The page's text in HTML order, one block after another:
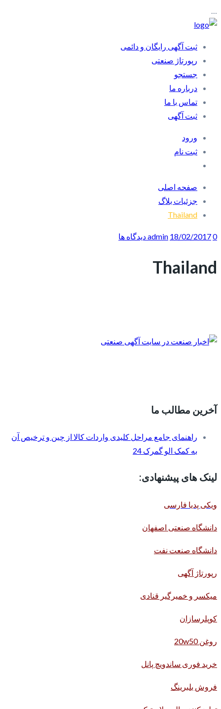
…
ثبت آگهی رایگان و دائمی
رپورتاژ صنعتی
جستجو
درباره ما
تماس با ما
ثبت آگهی
ورود
ثبت نام
صفحه اصلی
جزئیات بلاگ
Thailand
admin 18/02/20170 دیدگاه ها
Thailand
آخرین مطالب ما
راهنمای جامع مراحل کلیدی واردات کالا از چین و ترخیص آن
به کمک الو گمرک 24
لینک های پیشنهادی:
ویکی پدیا فارسی
دانشگاه صنعتی اصفهان
دانشگاه صنعت نفت
رپورتاژ آگهی
میکسر و خمیرگیر قنادی
کوپلرسازان
روغن 20w50
خرید فوری ساندویچ پانل
فروش بلبرینگ